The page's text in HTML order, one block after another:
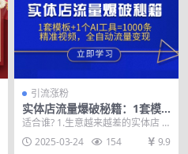
引流涨粉
实体店流量爆破秘籍：1套模
板+1个AI工具=1000条精准视
适合谁? 1.生意越来越差的实体店 2.
想做短视频获客的老板 3.区域品牌
连锁的...
2025-03-24 154 9.9